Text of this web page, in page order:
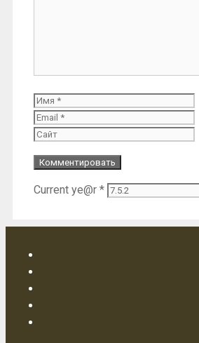
Имя
Current ye@r *